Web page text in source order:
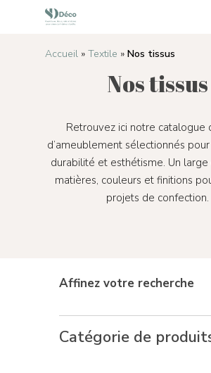
Appuyez sur Enter pour rechercher
pour fermer
Accueil » Textile » Nos tissus
Nos tissus
Retrouvez ici notre catalogue
d’ameublement sélectionnés
durabilité et esthétisme. Un
matières, couleurs et finitions
projets de confection.
Affinez votre recherche
Catégorie de